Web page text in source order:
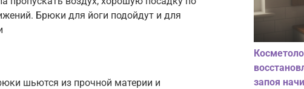
Брюки для йоги подойдут и для
шьются из прочной материи и
запоя